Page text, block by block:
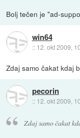
Bolj tečen je "ad-
win64
:: 12. okt 2009,
Zdaj samo čakat kdaj
pecorin
:: 12. okt 2009,
Zdaj samo čakat